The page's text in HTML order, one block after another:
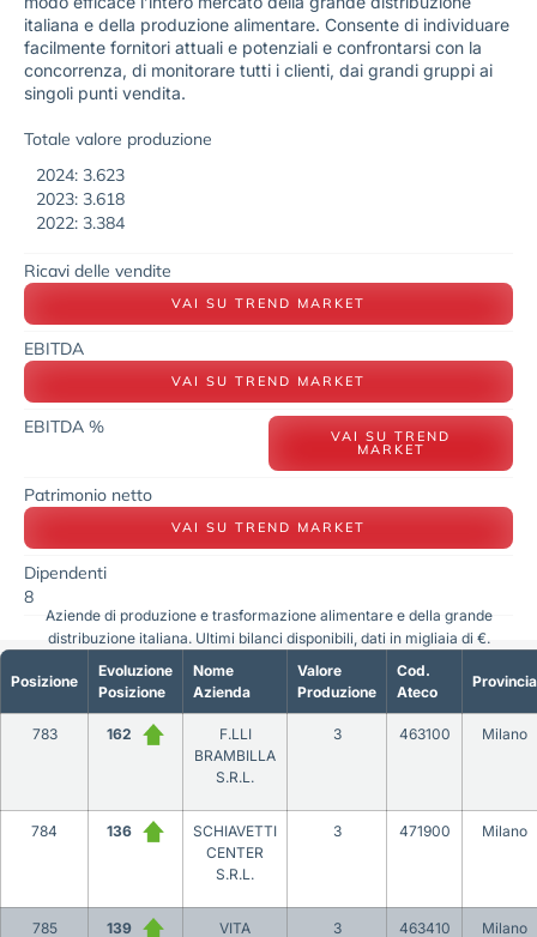
italiana e della produzione alimentare. Consente di individuare
facilmente fornitori attuali e potenziali e confrontarsi con la
concorrenza, di monitorare tutti i clienti, dai grandi gruppi ai
singoli punti vendita.
Totale valore produzione
2024: 3.623
2023: 3.618
2022: 3.384
Ricavi delle vendite
VAI SU TREND MARKET
EBITDA
VAI SU TREND MARKET
EBITDA % VAI SU TREND
MARKET
Patrimonio netto
VAI SU TREND MARKET
Dipendenti
8
Posizione
Evoluzione
Posizione
Nome
Azienda
Valore
Produzione
Cod.
Ateco
Provincia
783 162
F.LLI
BRAMBILLA
S.R.L.
3 463100 Milano
784 136
SCHIAVETTI
CENTER
S.R.L.
3 471900 Milano
785 139
VITA
3 463410 Milano
Aziende di produzione e trasformazione alimentare e della grande
distribuzione italiana. Ultimi bilanci disponibili, dati in migliaia di €.